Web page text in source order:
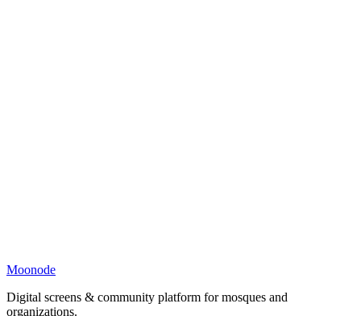
Moonode
Digital screens & community platform for mosques and
organizations.